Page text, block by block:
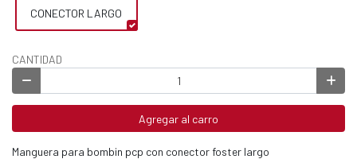
CONECTOR LARGO
CANTIDAD
Agregar al carro
Manguera para bombin pcp con conector foster largo